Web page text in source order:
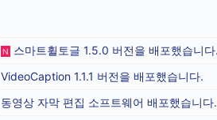
N
스마트휠토글 1.5.0 버전을 배포했습니다.
VideoCaption 1.1.1 버전을 배포했습니다.
동영상 자막 편집 소프트웨어 배포했습니다.